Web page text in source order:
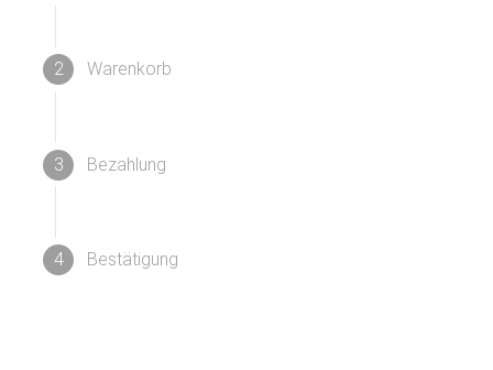
2 Warenkorb
3 Bezahlung
4 Bestätigung